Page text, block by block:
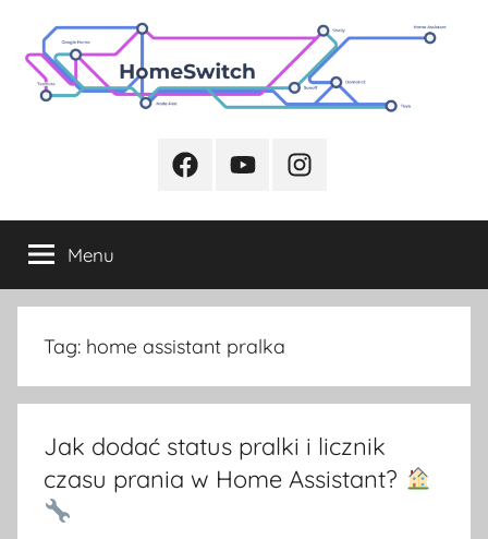
treści
FacebookYoutubeInstagram
Menu
Tag: home assistant pralka
Jak dodać status pralki i licznik
czasu prania w Home Assistant?